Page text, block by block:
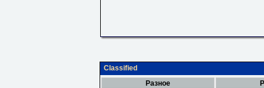
Classified
Разное